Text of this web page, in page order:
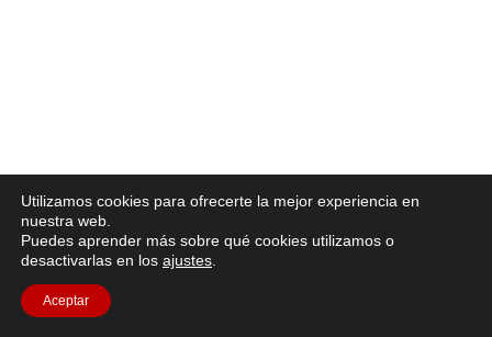
Utilizamos cookies para ofrecerte la mejor experiencia en
nuestra web.
Puedes aprender más sobre qué cookies utilizamos o
desactivarlas en los ajustes
Aceptar